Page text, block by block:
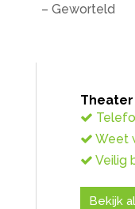
– Geworteld
Weet
Veilig
Bekijk